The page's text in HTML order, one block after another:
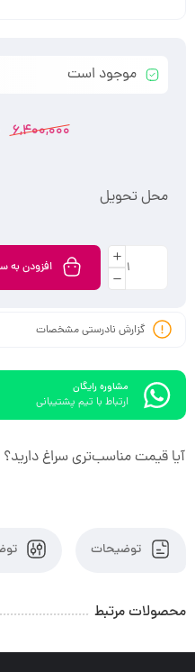
موجود است
6,400,000
محل تحویل
افزودن به
گزارش نادرستی مشخصات
مشاوره رایگان
ارتباط با تیم پشتیبانی
آیا قیمت مناسب‌تری سراغ دارید؟
توضیحات
محصولات مرتبط